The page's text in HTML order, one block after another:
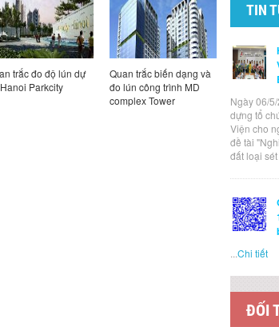
trắc đo độ lún dự
Parkcity
Quan trắc biến dạng và
đo lún công trình MD
complex Tower
Quan trắc
nghiêng
Nội
TIN
Ngày 06/
dựng tổ
Viện cho
đề tài
đất loại
...Chi tiết
ĐỐI